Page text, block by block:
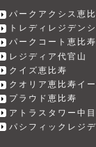
パークアクシス恵
トレディレジデン
パークコート恵比
レジディア代官山
クイズ恵比寿
クオリア恵比寿イー
プラウド恵比寿
アトラスタワー中
パシフィックレジ